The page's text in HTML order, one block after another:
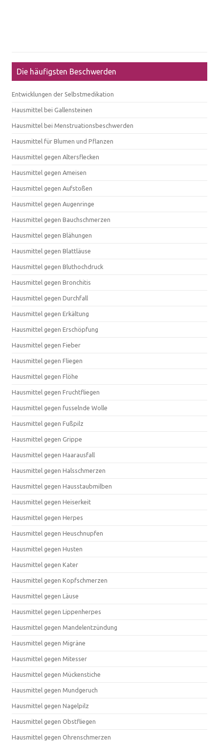
Die häufigsten Beschwerden
Entwicklungen der Selbstmedikation
Hausmittel bei Gallensteinen
Hausmittel bei Menstruationsbeschwerden
Hausmittel für Blumen und Pflanzen
Hausmittel gegen Altersflecken
Hausmittel gegen Ameisen
Hausmittel gegen Aufstoßen
Hausmittel gegen Augenringe
Hausmittel gegen Bauchschmerzen
Hausmittel gegen Blähungen
Hausmittel gegen Blattläuse
Hausmittel gegen Bluthochdruck
Hausmittel gegen Bronchitis
Hausmittel gegen Durchfall
Hausmittel gegen Erkältung
Hausmittel gegen Erschöpfung
Hausmittel gegen Fieber
Hausmittel gegen Fliegen
Hausmittel gegen Flöhe
Hausmittel gegen Fruchtfliegen
Hausmittel gegen fusselnde Wolle
Hausmittel gegen Fußpilz
Hausmittel gegen Grippe
Hausmittel gegen Haarausfall
Hausmittel gegen Halsschmerzen
Hausmittel gegen Hausstaubmilben
Hausmittel gegen Heiserkeit
Hausmittel gegen Herpes
Hausmittel gegen Heuschnupfen
Hausmittel gegen Husten
Hausmittel gegen Kater
Hausmittel gegen Kopfschmerzen
Hausmittel gegen Läuse
Hausmittel gegen Lippenherpes
Hausmittel gegen Mandelentzündung
Hausmittel gegen Migräne
Hausmittel gegen Mitesser
Hausmittel gegen Mückenstiche
Hausmittel gegen Mundgeruch
Hausmittel gegen Nagelpilz
Hausmittel gegen Obstfliegen
Hausmittel gegen Ohrenschmerzen